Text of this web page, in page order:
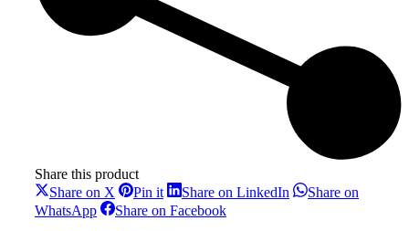
Share this product
Share on X Share
on
X
Pin itShare
on
Pinterest
Share on LinkedIn ShareShare on
WhatsAppShareShare on FacebookShare